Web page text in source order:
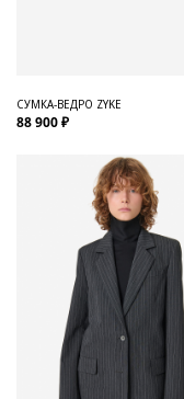
СУМКА-ВЕДРО ZYKE
88 900 ₽